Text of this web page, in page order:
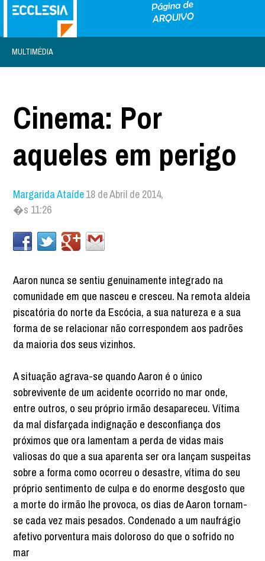
MULTIMÉDIA
Cinema: Por
aqueles em perigo
Margarida Ataíde18 de Abril de 2014,
�s 11:26
Aaron nunca se sentiu genuinamente integrado na
comunidade em que nasceu e cresceu. Na remota aldeia
piscatória do norte da Escócia, a sua natureza e a sua
forma de se relacionar não correspondem aos padrões
da maioria dos seus vizinhos.
A situação agrava-se quando Aaron é o único
sobrevivente de um acidente ocorrido no mar onde,
entre outros, o seu próprio irmão desapareceu. Vítima
da mal disfarçada indignação e desconfiança dos
próximos que ora lamentam a perda de vidas mais
valiosas do que a sua aparenta ser ora lançam suspeitas
sobre a forma como ocorreu o desastre, vítima do seu
próprio sentimento de culpa e do enorme desgosto que
a morte do irmão lhe provoca, os dias de Aaron tornam-
se cada vez mais pesados. Condenado a um naufrágio
afetivo porventura mais doloroso do que o sofrido no
mar